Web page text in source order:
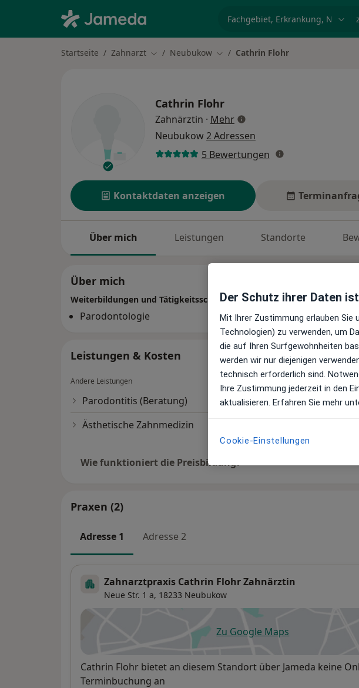
Startseite Zahnarzt Stadt ändern
Neubukow Stadt ändern
Cathrin Flohr
Cathrin Flohr
Zahnärztin · Mehrüber Spezialisierungen
Neubukow2 Adressen
5 Bewertungen
Kontaktdaten anzeigen
Über mich Leistungen Standorte
Über mich
Weiterbildungen und Tätigkeitsschwerpunkte
Parodontologie
Leistungen & Kosten
Andere Leistungen
Parodontitis (Beratung)
Ästhetische Zahnmedizin
Wie funktioniert die Preisbildung?
Praxen (2)
Adresse 1 Adresse 2
Zahnarztpraxis Cathrin Flohr Zahnärztin
Neue Str. 1 a, 18233 Neubukow
Zu Google Mapsöffnet in einer neuen
Verfügbarkeit
Cathrin Flohr bietet an diesem Standort über Jameda keine
Terminbuchung an
Der Schutz ihrer Daten
Mit Ihrer Zustimmung erlauben Sie
Technologien) zu verwenden, um
die auf Ihren Surfgewohnheiten
werden wir nur diejenigen
technisch erforderlich sind.
Ihre Zustimmung jederzeit in den
aktualisieren. Erfahren Sie mehr
Cookie-Einstellungen